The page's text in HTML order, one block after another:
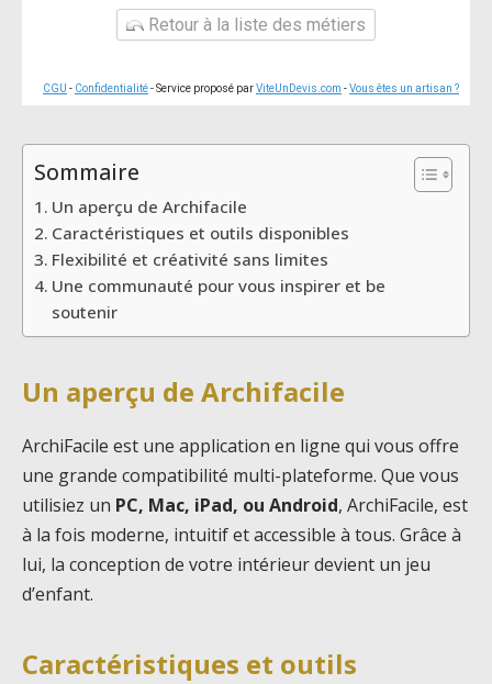
Retour à la liste des métiers
CGU - Confidentialité- Service proposé parViteUnDevis.com -Vous êtes un artisan ?
Sommaire
Un aperçu de Archifacile
Caractéristiques et outils disponibles
Flexibilité et créativité sans limites
Une communauté pour vous inspirer et be
soutenir
Un aperçu de Archifacile
ArchiFacile est une application en ligne qui vous offre
une grande compatibilité multi-plateforme. Que vous
utilisiez un PC, Mac, iPad, ou Android, ArchiFacile, est
à la fois moderne, intuitif et accessible à tous. Grâce à
lui, la conception de votre intérieur devient un jeu
d’enfant.
Caractéristiques et outils